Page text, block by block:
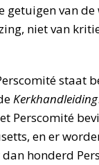
getuigen van
niet van
staat
Kerkhandleiding
Perscomité
en er
honderd